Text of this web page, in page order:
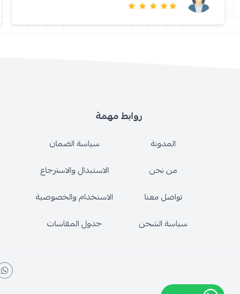
روابط مهمة
المدونة
من نحن
تواصل معنا
سياسة الشحن
سياسة الضمان
الاستبدال والاسترجاع
الاستخدام والخصوصية
جدول المقاسات